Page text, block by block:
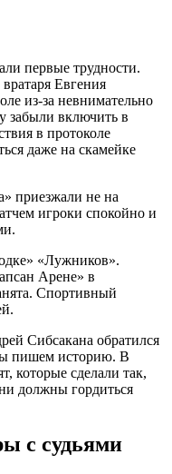
первые трудности.
Евгения
из-за невнимательно
забыли включить в
в протоколе
даже на скамейке
приезжали не на
игроки спокойно и
«Лужников».
Арене» в
Спортивный
Сибсакана обратился
пишем историю. В
которые сделали так,
должны гордиться
с судьями